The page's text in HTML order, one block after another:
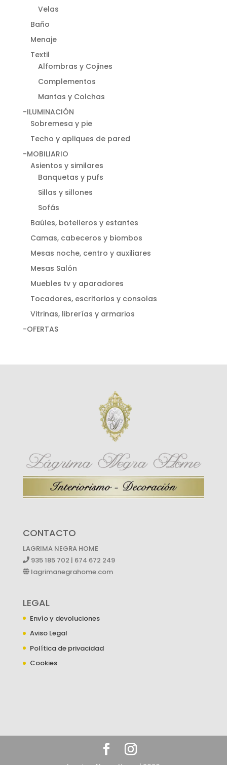
Velas
Baño
Menaje
Textil
Alfombras y Cojines
Complementos
Mantas y Colchas
-ILUMINACIÓN
Sobremesa y pie
Techo y apliques de pared
-MOBILIARIO
Asientos y similares
Banquetas y pufs
Sillas y sillones
Sofás
Baúles, botelleros y estantes
Camas, cabeceros y biombos
Mesas noche, centro y auxiliares
Mesas Salón
Muebles tv y aparadores
Tocadores, escritorios y consolas
Vitrinas, librerías y armarios
-OFERTAS
CONTACTO
LAGRIMA NEGRA HOME
935 185 702 | 674 672 249
lagrimanegrahome.com
LEGAL
Envío y devoluciones
Aviso Legal
Política de privacidad
Cookies